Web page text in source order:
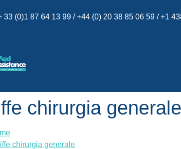
33 (0)1 87 64 13 99 / +44 (0) 20 38 85 06 59 / +1
chirurgia
chirurgia generale